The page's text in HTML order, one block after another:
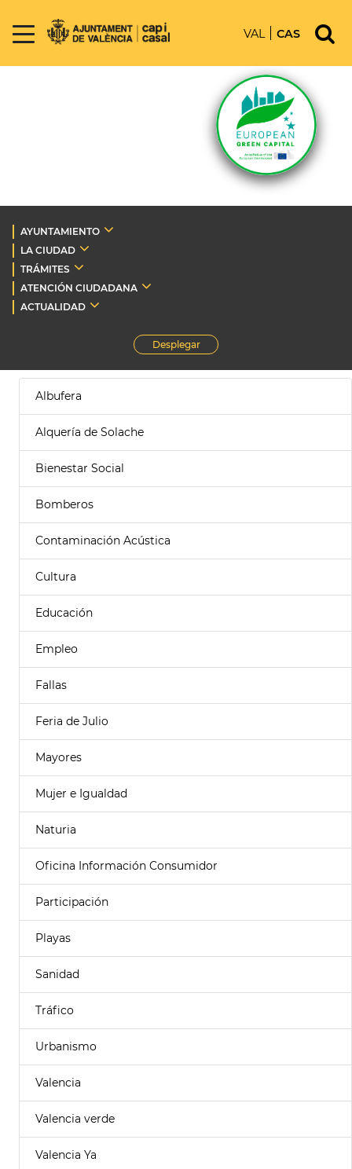
VAL CAS
AYUNTAMIENTO
LA CIUDAD
TRÁMITES
ATENCIÓN CIUDADANA
ACTUALIDAD
Desplegar
Albufera
Alquería de Solache
Bienestar Social
Bomberos
Contaminación Acústica
Cultura
Educación
Empleo
Fallas
Feria de Julio
Mayores
Mujer e Igualdad
Naturia
Oficina Información Consumidor
Participación
Playas
Sanidad
Tráfico
Urbanismo
Valencia
Valencia verde
Valencia Ya